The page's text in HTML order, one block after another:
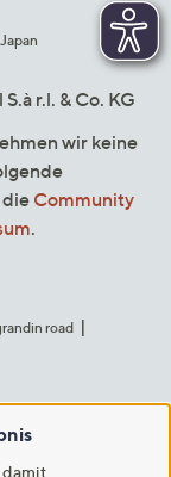
Japan
r.l. & Co. KG
wir keine
die Community
.
road
damit